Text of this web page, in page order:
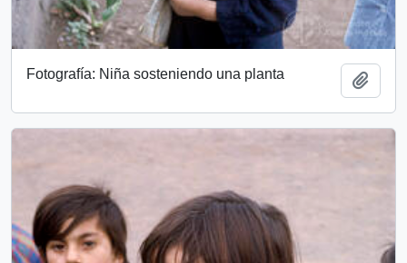
Fotografía: Niña sosteniendo una planta